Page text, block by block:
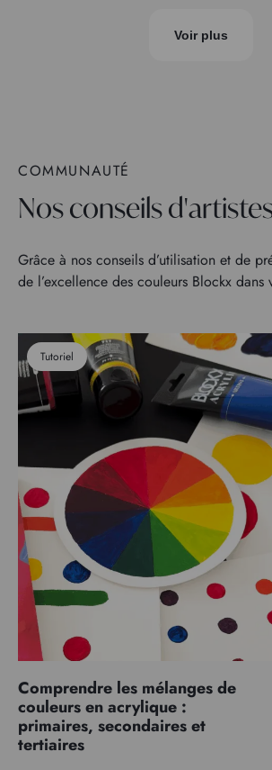
Voir plus
COMMUNAUTÉ
Nos conseils
Grâce à nos conseils d’utilisation et de
de l’excellence des couleurs Blockx dans
Tutoriel
Comprendre les mélanges de
couleurs en acrylique :
primaires, secondaires et
tertiaires